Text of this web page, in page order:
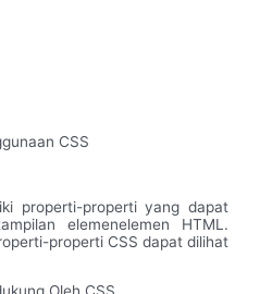
CSS
properti-properti yang dapat
elemenelemen HTML.
properti CSS dapat dilihat